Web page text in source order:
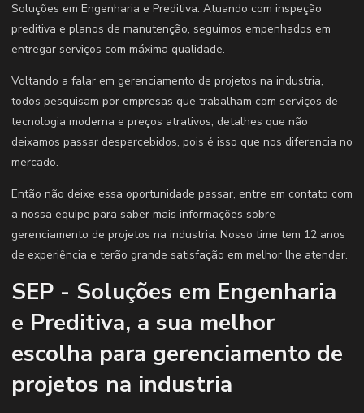
Soluções em Engenharia e Preditiva. Atuando com inspeção
preditiva e planos de manutenção, seguimos empenhados em
entregar serviços com máxima qualidade.
Voltando a falar em gerenciamento de projetos na industria,
todos pesquisam por empresas que trabalham com serviços de
tecnologia moderna e preços atrativos, detalhes que não
deixamos passar despercebidos, pois é isso que nos diferencia no
mercado.
Então não deixe essa oportunidade passar, entre em contato com
a nossa equipe para saber mais informações sobre
gerenciamento de projetos na industria. Nosso time tem 12 anos
de experiência e terão grande satisfação em melhor lhe atender.
SEP - Soluções em Engenharia
e Preditiva, a sua melhor
escolha para gerenciamento de
projetos na industria